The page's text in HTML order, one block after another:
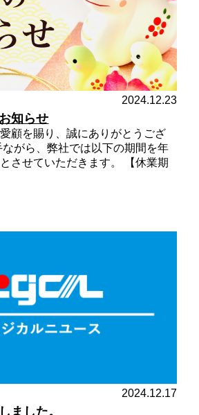
2024.12.23
知らせ
顧を賜り、誠にありがとうござ
がら、弊社では以下の期間を年
させていただきます。
【休業期
2024.12.17
ました。